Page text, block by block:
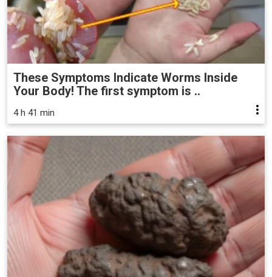
These Symptoms Indicate Worms Inside
Your Body! The first symptom is ..
4 h 41 min